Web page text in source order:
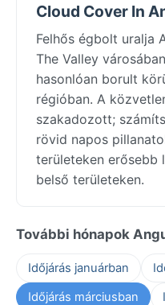
Cloud Cover In
Felhős égbolt uralja
The Valley
hasonlóan borult
régióban. A
szakadozott;
rövid napos
területeken erősebb
belső területeken.
További hónapok
Időjárás januárban
Időjárás márciusban